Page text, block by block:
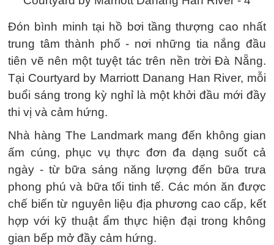
Đón bình minh tại hồ bơi tầng thượng cao nhất
trung tâm thành phố - nơi những tia nắng đầu
tiên vẽ nên một tuyệt tác trên nền trời Đà Nẵng.
Tại Courtyard by Marriott Danang Han River, mỗi
buổi sáng trong kỳ nghỉ là một khởi đầu mới đầy
thi vị và cảm hứng.
Nhà hàng The Landmark mang đến không gian
ấm cúng, phục vụ thực đơn đa dạng suốt cả
ngày - từ bữa sáng năng lượng đến bữa trưa
phong phú và bữa tối tinh tế. Các món ăn được
chế biến từ nguyên liệu địa phương cao cấp, kết
hợp với kỹ thuật ẩm thực hiện đại trong không
gian bếp mở đầy cảm hứng.